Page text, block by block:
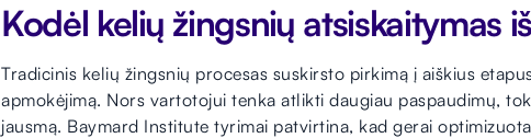
Kodėl kelių žingsnių atsiskaitymas
Tradicinis kelių žingsnių procesas suskirsto pirkimą į aiškius
apmokėjimą. Nors vartotojui tenka atlikti daugiau paspaudimų,
jausmą. Baymard Institute tyrimai patvirtina, kad gerai